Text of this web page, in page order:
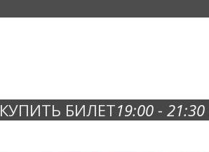
КУПИТЬ БИЛЕТ19:00 - 21:30